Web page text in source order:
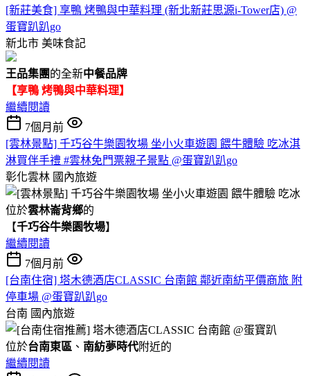
[新莊美食] 享鴨 烤鴨與中華料理 (新北新莊思源i-Tower店) @
蛋寶趴趴go
新北市 美味食記
王品集團的全新中餐品牌
【享鴨 烤鴨與中華料理】
繼續閱讀
7個月前
[雲林景點] 千巧谷牛樂園牧場 坐小火車遊園 餵牛體驗 吃冰淇
淋買伴手禮 #雲林免門票親子景點 @蛋寶趴趴go
彰化雲林 國內旅遊
位於雲林崙背鄉的
【千巧谷牛樂園牧場】
繼續閱讀
7個月前
[台南住宿] 塔木德酒店CLASSIC 台南館 鄰近南紡平價商旅 附
停車場 @蛋寶趴趴go
台南 國內旅遊
位於台南東區 、 南紡夢時代附近的
繼續閱讀